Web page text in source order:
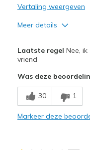
Vertaling weergeven
Meer details
The tongue hurts your
Laatste regel Nee,
vriend
Was deze
30 1
Markeer deze